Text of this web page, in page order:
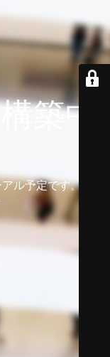
築中
ル予定です。 しば